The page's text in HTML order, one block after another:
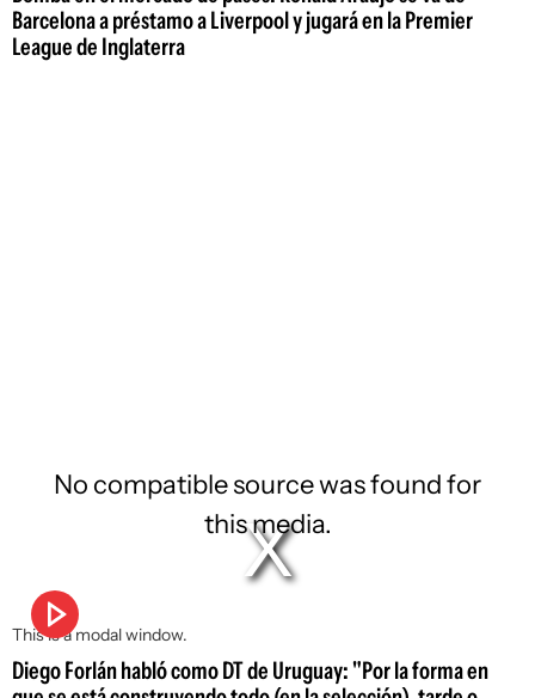
Barcelona a préstamo a Liverpool y jugará en la Premier
League de Inglaterra
This is a modal window.
No compatible source was found for
this media.
Diego Forlán habló como DT de Uruguay: "Por la forma en